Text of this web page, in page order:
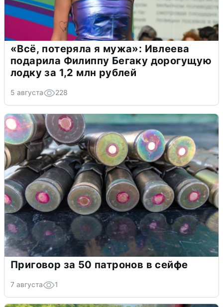
«Всё, потеряла я мужа»: Ивлеева
подарила Филиппу Бегаку дорогущую
лодку за 1,2 млн рублей
5 августа 228
Приговор за 50 патронов в сейфе
7 августа 1